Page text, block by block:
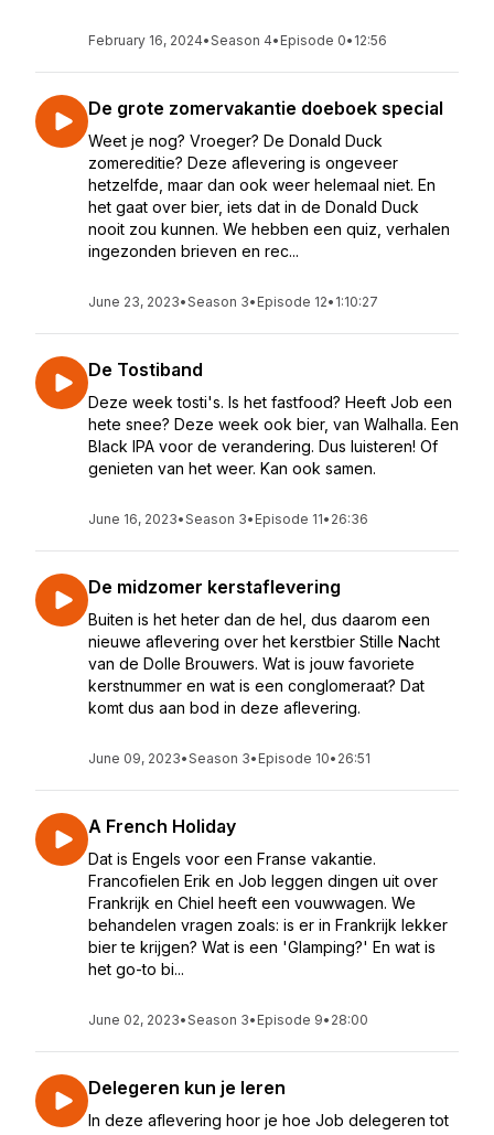
February 16, 2024•Season 4• Episode 0• 12:56
De grote zomervakantie doeboek special
Weet je nog? Vroeger? De Donald Duck
zomereditie? Deze aflevering is ongeveer
hetzelfde, maar dan ook weer helemaal niet. En
het gaat over bier, iets dat in de Donald Duck
nooit zou kunnen. We hebben een quiz, verhalen
ingezonden brieven en rec...
June 23, 2023•Season 3• Episode 12• 1:10:27
De Tostiband
Deze week tosti's. Is het fastfood? Heeft Job een
hete snee? Deze week ook bier, van Walhalla. Een
Black IPA voor de verandering. Dus luisteren! Of
genieten van het weer. Kan ook samen.
June 16, 2023•Season 3• Episode 11• 26:36
De midzomer kerstaflevering
Buiten is het heter dan de hel, dus daarom een
nieuwe aflevering over het kerstbier Stille Nacht
van de Dolle Brouwers. Wat is jouw favoriete
kerstnummer en wat is een conglomeraat? Dat
komt dus aan bod in deze aflevering.
June 09, 2023•Season 3• Episode 10• 26:51
A French Holiday
Dat is Engels voor een Franse vakantie.
Francofielen Erik en Job leggen dingen uit over
Frankrijk en Chiel heeft een vouwwagen. We
behandelen vragen zoals: is er in Frankrijk lekker
bier te krijgen? Wat is een 'Glamping?' En wat is
het go-to bi...
June 02, 2023•Season 3• Episode 9• 28:00
Delegeren kun je leren
In deze aflevering hoor je hoe Job delegeren tot